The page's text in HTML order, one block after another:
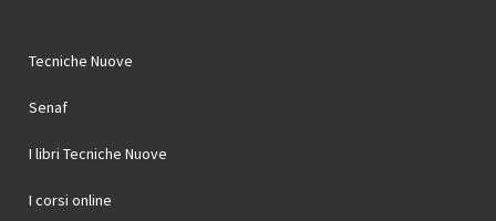
Tecniche Nuove
Senaf
I libri Tecniche Nuove
I corsi online